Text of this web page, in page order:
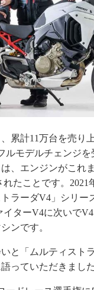
累計11万台を売り
ルモデルチェンジ
、エンジンがこれ
たことです。2021
ラーダV4」シリー
ターV4に次いで
ンです。
と「ムルティスト
っていただきました